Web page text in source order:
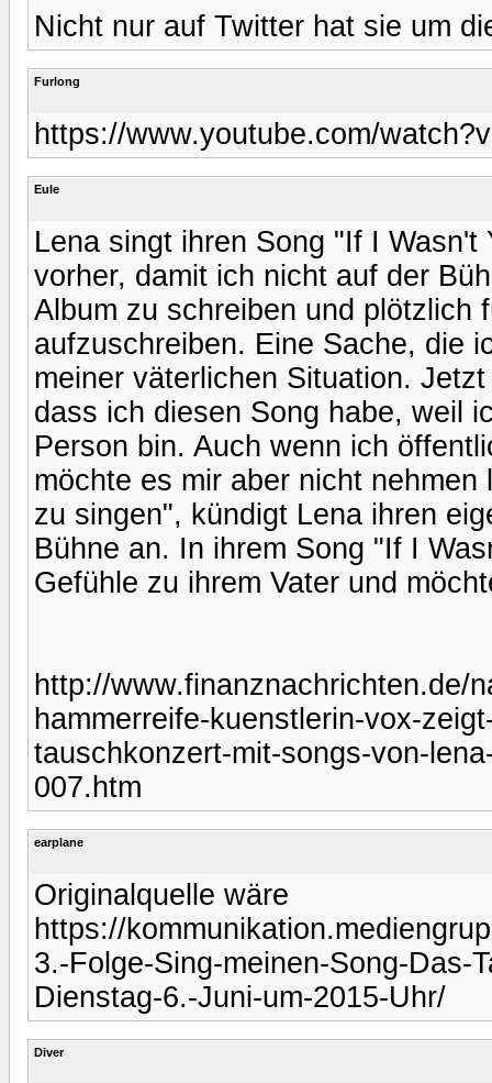
Nicht nur auf Twitter hat sie um
Furlong
https://www.youtube.com/
Eule
Lena singt ihren Song "If I
vorher, damit ich nicht auf der
Album zu schreiben und plötzlich
aufzuschreiben. Eine Sache, die
meiner väterlichen Situation.
dass ich diesen Song habe, weil
Person bin. Auch wenn ich
möchte es mir aber nicht
zu singen", kündigt Lena ihren
Bühne an. In ihrem Song "If I
Gefühle zu ihrem Vater und
http://www.finanznachrichten.de/
hammerreife-kuenstlerin-vox-
tauschkonzert-mit-songs-von-
007.htm
earplane
Originalquelle wäre
https://
3.-Folge-Sing-meinen-Song-Das-
Dienstag-6.-Juni-um-2015-Uhr/
Diver